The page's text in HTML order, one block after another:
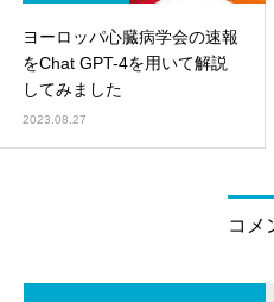
ヨーロッパ心臓病学会の速報
をChat GPT-4を用いて解説
してみました
2023.08.27
コメ